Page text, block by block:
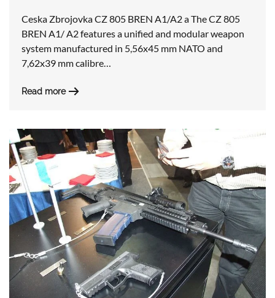
Ceska Zbrojovka CZ 805 BREN A1/A2 a The CZ 805
BREN A1/ A2 features a unified and modular weapon
system manufactured in 5,56x45 mm NATO and
7,62x39 mm calibre…
Read more